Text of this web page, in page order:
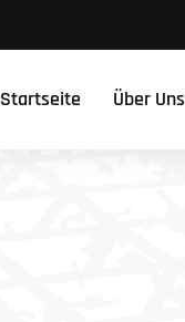
Startseite Über Uns